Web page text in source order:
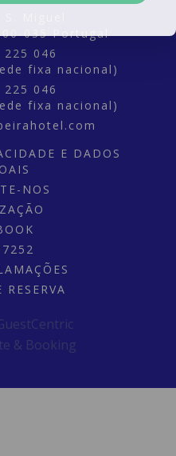
035Portugal
046
fixa nacional)
046
fixa nacional)
E DADOS
NOS
7252
RESERVA